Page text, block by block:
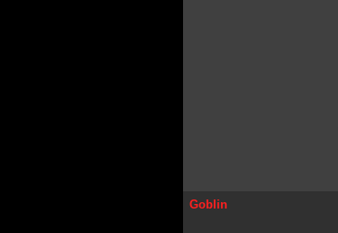
Goblin